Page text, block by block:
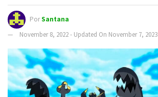
PorSantana
November 8, 2022 - Updated On November 7, 2023